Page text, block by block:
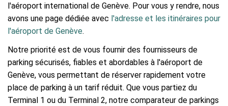
l'aéroport international de Genève. Pour vous y rendre, nous
avons une page dédiée avec l'adresse et les itinéraires pour
l'aéroport de Genève.
Notre priorité est de vous fournir des fournisseurs de
parking sécurisés, fiables et abordables à l'aéroport de
Genève, vous permettant de réserver rapidement votre
place de parking à un tarif réduit. Que vous partiez du
Terminal 1 ou du Terminal 2, notre comparateur de parkings